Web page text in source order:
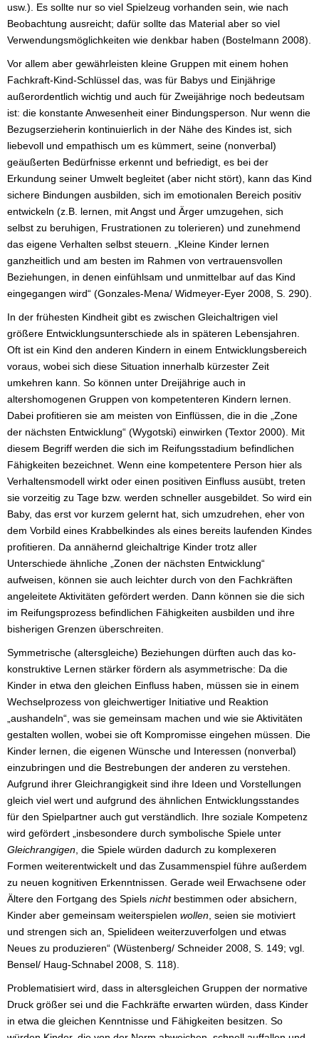
usw.). Es sollte nur so viel Spielzeug vorhanden sein, wie nach
Beobachtung ausreicht; dafür sollte das Material aber so viel
Verwendungsmöglichkeiten wie denkbar haben (Bostelmann 2008).
Vor allem aber gewährleisten kleine Gruppen mit einem hohen
Fachkraft-Kind-Schlüssel das, was für Babys und Einjährige
außerordentlich wichtig und auch für Zweijährige noch bedeutsam
ist: die konstante Anwesenheit einer Bindungsperson. Nur wenn die
Bezugserzieherin kontinuierlich in der Nähe des Kindes ist, sich
liebevoll und empathisch um es kümmert, seine (nonverbal)
geäußerten Bedürfnisse erkennt und befriedigt, es bei der
Erkundung seiner Umwelt begleitet (aber nicht stört), kann das Kind
sichere Bindungen ausbilden, sich im emotionalen Bereich positiv
entwickeln (z.B. lernen, mit Angst und Ärger umzugehen, sich
selbst zu beruhigen, Frustrationen zu tolerieren) und zunehmend
das eigene Verhalten selbst steuern. „Kleine Kinder lernen
ganzheitlich und am besten im Rahmen von vertrauensvollen
Beziehungen, in denen einfühlsam und unmittelbar auf das Kind
eingegangen wird“ (Gonzales-Mena/ Widmeyer-Eyer 2008, S. 290).
In der frühesten Kindheit gibt es zwischen Gleichaltrigen viel
größere Entwicklungsunterschiede als in späteren Lebensjahren.
Oft ist ein Kind den anderen Kindern in einem Entwicklungsbereich
voraus, wobei sich diese Situation innerhalb kürzester Zeit
umkehren kann. So können unter Dreijährige auch in
altershomogenen Gruppen von kompetenteren Kindern lernen.
Dabei profitieren sie am meisten von Einflüssen, die in die „Zone
der nächsten Entwicklung“ (Wygotski) einwirken (Textor 2000). Mit
diesem Begriff werden die sich im Reifungsstadium befindlichen
Fähigkeiten bezeichnet. Wenn eine kompetentere Person hier als
Verhaltensmodell wirkt oder einen positiven Einfluss ausübt, treten
sie vorzeitig zu Tage bzw. werden schneller ausgebildet. So wird ein
Baby, das erst vor kurzem gelernt hat, sich umzudrehen, eher von
dem Vorbild eines Krabbelkindes als eines bereits laufenden Kindes
profitieren. Da annähernd gleichaltrige Kinder trotz aller
Unterschiede ähnliche „Zonen der nächsten Entwicklung“
aufweisen, können sie auch leichter durch von den Fachkräften
angeleitete Aktivitäten gefördert werden. Dann können sie die sich
im Reifungsprozess befindlichen Fähigkeiten ausbilden und ihre
bisherigen Grenzen überschreiten.
Symmetrische (altersgleiche) Beziehungen dürften auch das ko-
konstruktive Lernen stärker fördern als asymmetrische: Da die
Kinder in etwa den gleichen Einfluss haben, müssen sie in einem
Wechselprozess von gleichwertiger Initiative und Reaktion
„aushandeln“, was sie gemeinsam machen und wie sie Aktivitäten
gestalten wollen, wobei sie oft Kompromisse eingehen müssen. Die
Kinder lernen, die eigenen Wünsche und Interessen (nonverbal)
einzubringen und die Bestrebungen der anderen zu verstehen.
Aufgrund ihrer Gleichrangigkeit sind ihre Ideen und Vorstellungen
gleich viel wert und aufgrund des ähnlichen Entwicklungsstandes
für den Spielpartner auch gut verständlich. Ihre soziale Kompetenz
wird gefördert „insbesondere durch symbolische Spiele unter
Gleichrangigen , die Spiele würden dadurch zu komplexeren
Formen weiterentwickelt und das Zusammenspiel führe außerdem
zu neuen kognitiven Erkenntnissen. Gerade weil Erwachsene oder
Ältere den Fortgang des Spiels nichtbestimmen oder absichern,
Kinder aber gemeinsam weiterspielen wollen , seien sie motiviert
und strengen sich an, Spielideen weiterzuverfolgen und etwas
Neues zu produzieren“ (Wüstenberg/ Schneider 2008, S. 149; vgl.
Bensel/ Haug-Schnabel 2008, S. 118).
Problematisiert wird, dass in altersgleichen Gruppen der normative
Druck größer sei und die Fachkräfte erwarten würden, dass Kinder
in etwa die gleichen Kenntnisse und Fähigkeiten besitzen. So